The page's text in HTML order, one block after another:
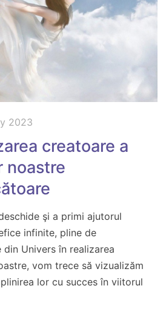
2023
creatoare a
noastre
şi a primi ajutorul
infinite, pline de
Univers în realizarea
vom trece să vizualizăm
lor cu succes în viitorul